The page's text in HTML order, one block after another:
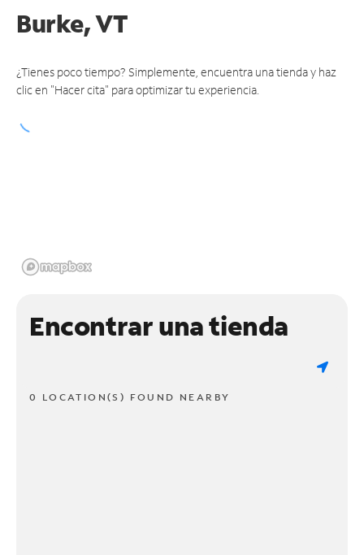
Burke, VT
¿Tienes poco tiempo? Simplemente, encuentra una tienda y haz
clic en "Hacer cita" para optimizar tu experiencia.
Encontrar una tienda
0 LOCATION(S) FOUND NEARBY